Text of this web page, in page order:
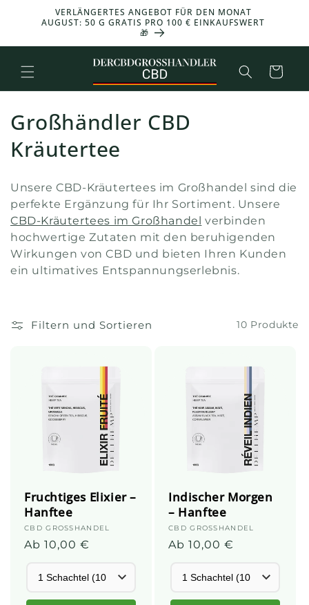
und zum
Inhalt-30 % AUF DAS GESAMTE SORTIMENT – CODE:
CBD30
Warenkorb
K
o
l
e
k
t
o
Großhändler CBD
Kräutertee
Unsere CBD-Kräutertees im Großhandel sind die
perfekte Ergänzung für Ihr Sortiment. Unsere
CBD-Kräutertees im Großhandel verbinden
hochwertige Zutaten mit den beruhigenden
Wirkungen von CBD und bieten Ihren Kunden
ein ultimatives Entspannungserlebnis.
Filtern und Sortieren 10 Produkte
Fruchtiges Elixier –
Hanftee
Anbieter:
CBD GROSSHANDEL
Normalpreis
Ab 10,00 €
Indischer Morgen
– Hanftee
Anbieter:
CBD GROSSHANDEL
Normalpreis
Ab 10,00 €